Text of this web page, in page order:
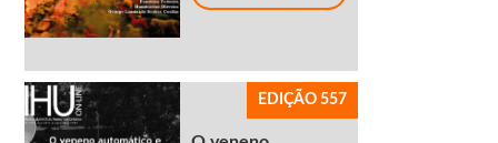
EDIÇÃO 557